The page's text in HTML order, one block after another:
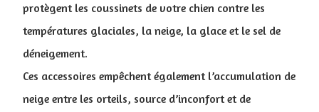
protègent les coussinets de votre chien contre les
températures glaciales, la neige, la glace et le sel de
déneigement.
Ces accessoires empêchent également l’accumulation de
neige entre les orteils, source d’inconfort et de